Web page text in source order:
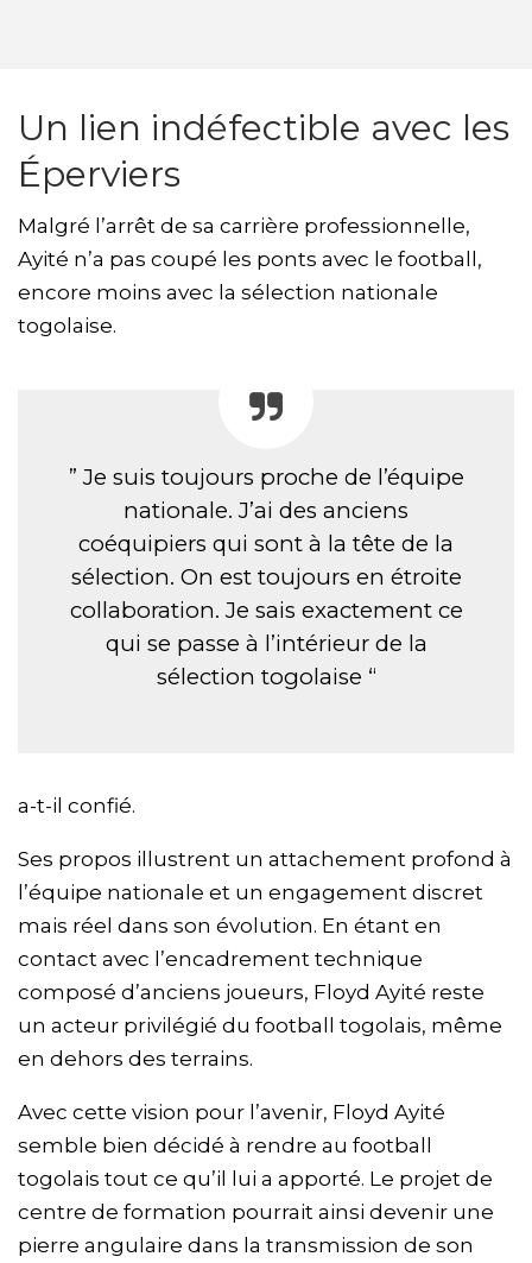
Un lien indéfectible avec les
Éperviers
Malgré l’arrêt de sa carrière professionnelle,
Ayité n’a pas coupé les ponts avec le football,
encore moins avec la sélection nationale
togolaise.
” Je suis toujours proche de l’équipe
nationale. J’ai des anciens
coéquipiers qui sont à la tête de la
sélection. On est toujours en étroite
collaboration. Je sais exactement ce
qui se passe à l’intérieur de la
sélection togolaise “
a-t-il confié.
Ses propos illustrent un attachement profond à
l’équipe nationale et un engagement discret
mais réel dans son évolution. En étant en
contact avec l’encadrement technique
composé d’anciens joueurs, Floyd Ayité reste
un acteur privilégié du football togolais, même
en dehors des terrains.
Avec cette vision pour l’avenir, Floyd Ayité
semble bien décidé à rendre au football
togolais tout ce qu’il lui a apporté. Le projet de
centre de formation pourrait ainsi devenir une
pierre angulaire dans la transmission de son